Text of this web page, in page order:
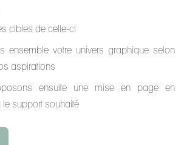
cibles de celle-ci
ensemble votre univers graphique selon
aspirations
ensuite une mise en page en
support souhaité